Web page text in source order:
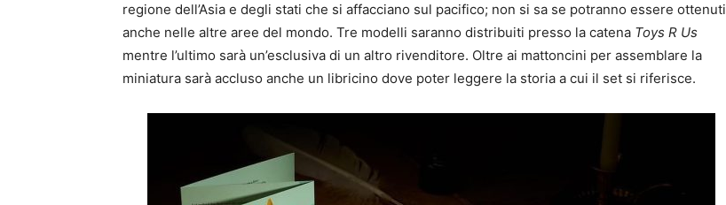
regione dell’Asia e degli stati che si affacciano sul pacifico; non si sa se potranno essere ottenuti
anche nelle altre aree del mondo. Tre modelli saranno distribuiti presso la catena Toys R Us
mentre l’ultimo sarà un’esclusiva di un altro rivenditore. Oltre ai mattoncini per assemblare la
miniatura sarà accluso anche un libricino dove poter leggere la storia a cui il set si riferisce.